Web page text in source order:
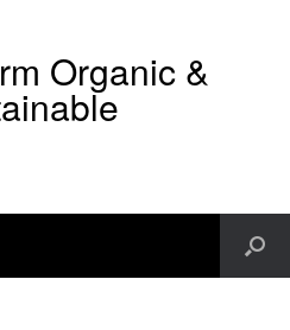
Organic &